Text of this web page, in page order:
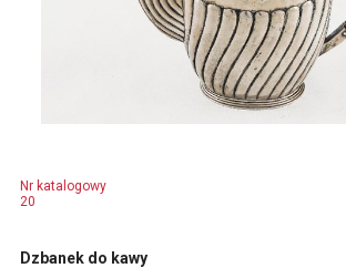
Nr katalogowy
20
Dzbanek do kawy